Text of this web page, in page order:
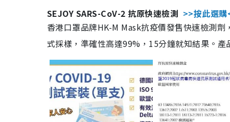
SEJOY SARS-CoV-2 抗原快速檢測 >>按此選購
香港口罩品牌HK-M Mask抗疫價發售快速檢測
式採樣，準確性高達99%，15分鐘就知結果。